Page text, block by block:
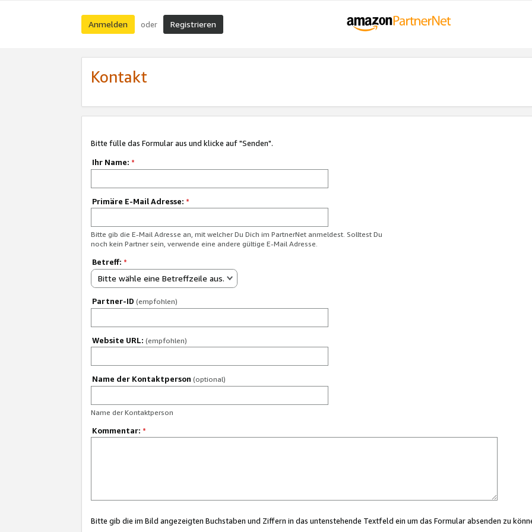
Anmelden oder Registrieren
Kontakt
Bitte fülle das Formular aus und klicke auf "Senden".
Ihr Name: *
Primäre E-Mail Adresse: *
Bitte gib die E-Mail Adresse an, mit welcher Du Dich im PartnerNet anmeldest. Solltest Du
noch kein Partner sein, verwende eine andere gültige E-Mail Adresse.
Betreff: *
Bitte wähle eine Betreffzeile aus.
Partner-ID (empfohlen)
Website URL: (empfohlen)
Name der Kontaktperson (optional)
Name der Kontaktperson
Kommentar: *
Bitte gib die im Bild angezeigten Buchstaben und Ziffern in das untenstehende Textfeld ein um das Formular absenden zu